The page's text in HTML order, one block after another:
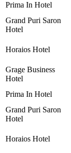
Prima In Hotel
Grand Puri Saron
Hotel
Horaios Hotel
Grage Business
Hotel
Prima In Hotel
Grand Puri Saron
Hotel
Horaios Hotel